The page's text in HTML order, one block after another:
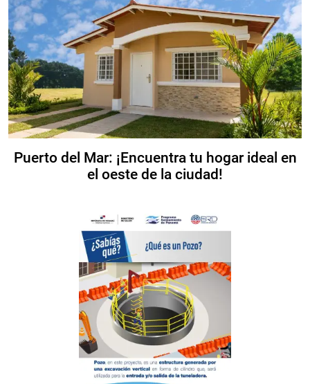
Puerto del Mar: ¡Encuentra tu hogar ideal en
el oeste de la ciudad!